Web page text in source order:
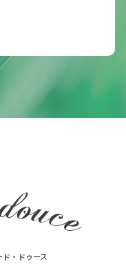
・ドゥース